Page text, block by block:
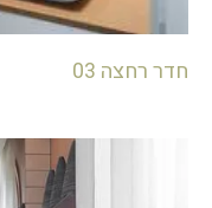
חדר רחצה 03